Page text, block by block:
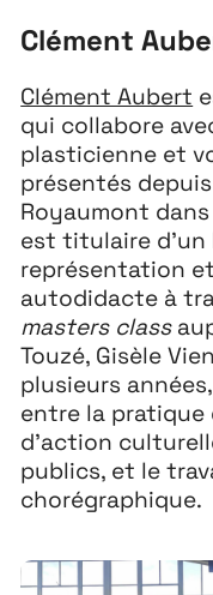
Clément
Clément Aubert
qui collabore
plasticienne et
présentés depuis
Royaumont
est titulaire
représentation
autodidacte à
masters class
Touzé, Gisèle
plusieurs
entre la pratique
d’action
publics, et le
chorégraphique.